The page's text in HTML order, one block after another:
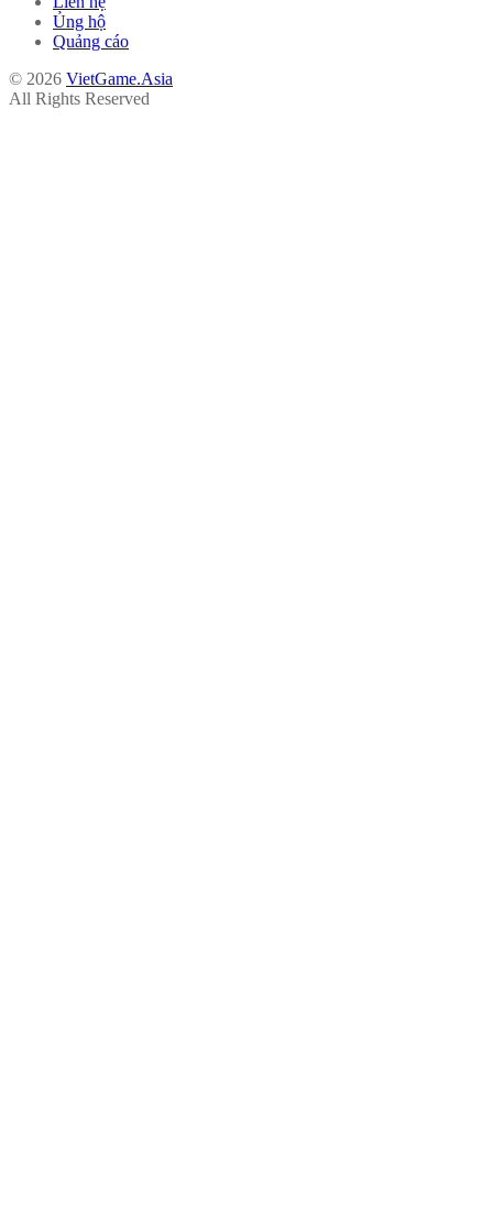
Ủng hộ
Quảng cáo
© 2026 VietGame.Asia
All Rights Reserved